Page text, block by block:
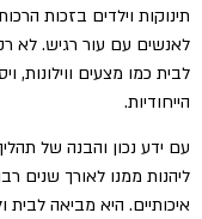
תינוקות וילדים בזכות
לאנשים עם עור רגיש. לא
לבית כמו מצעים ווילונות,
הייחודיות.
עם ידע נכון והבנה של
ליהנות ממנו לאורך שנים
איכותיים. היא מביאה